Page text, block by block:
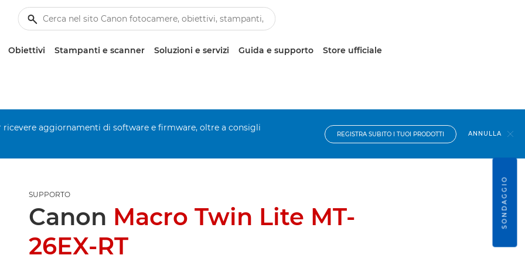
Obiettivi Stampanti e scanner Soluzioni e servizi Guida e supporto Store ufficiale
aggiornamenti di software e firmware, oltre a consigli
REGISTRA SUBITO I TUOI PRODOTTI ANNULLA
SUPPORTO
Canon Macro Twin Lite MT-
26EX-RT
SONDAGGIO